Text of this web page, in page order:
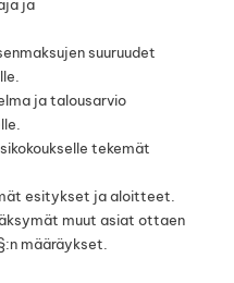
ja
suuruudet
ja talousarvio
tekemät
esitykset ja aloitteet.
muut asiat ottaen
määräykset.